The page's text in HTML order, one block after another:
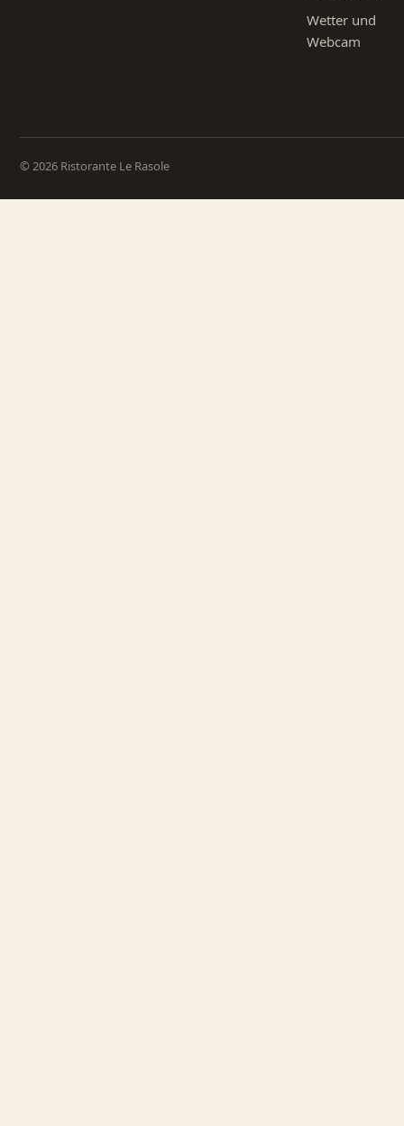
Wetter und
Webcam
© 2026 Ristorante Le Rasole